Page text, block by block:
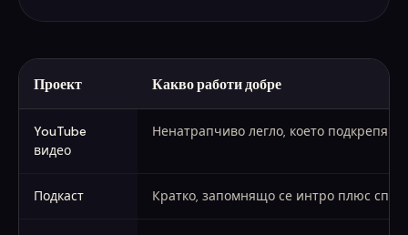
Проект Какво работи добре
YouTube
видео
Ненатрапчиво легло, което подкрепя
Подкаст Кратко, запомнящо се интро плюс